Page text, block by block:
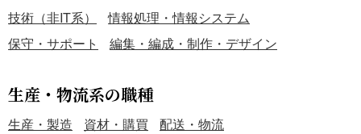
技術（非IT系）
情報処理・情報システム
保守・サポート
編集・編成・制作・デザイン
生産・物流系の職種
生産・製造 資材・購買 配送・物流